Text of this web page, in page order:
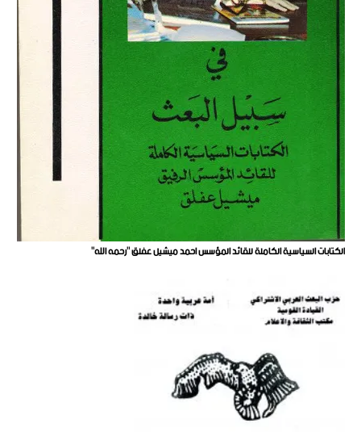
الكتابات السياسية الكاملة للقائد المؤسس احمد ميشيل عفلق "رحمه الله"